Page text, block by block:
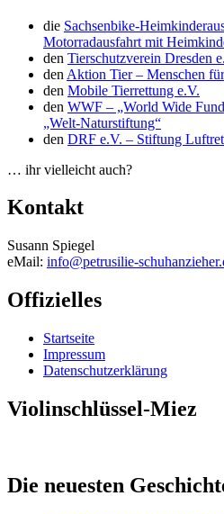
die Sachsenbike-
Motorradausfahrt mit
den Tierschutzverein Dresden
den Aktion Tier – Menschen
den Mobile Tierrettung e.V.
den WWF – „World Wide
„Welt-Naturstiftung“
den DRF e.V. – Stiftung
… ihr vielleicht auch?
Kontakt
Susann Spiegel
eMail: info@petrusilie-
Offizielles
Startseite
Impressum
Datenschutzerklärung
Violinschlüssel-Miez
Die neuesten